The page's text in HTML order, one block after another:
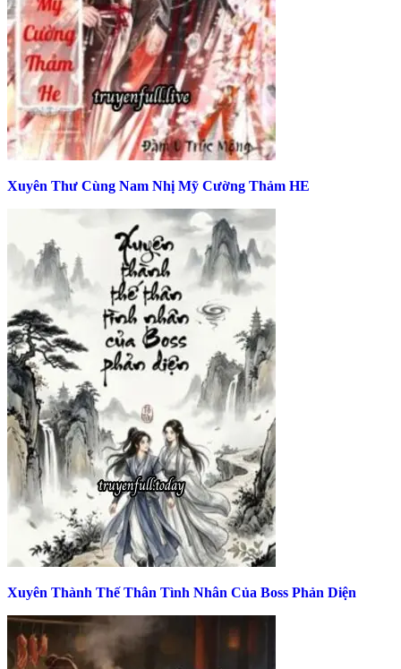
Xuyên Thư Cùng Nam Nhị Mỹ Cường Thảm HE
Xuyên Thành Thế Thân Tình Nhân Của Boss Phản Diện